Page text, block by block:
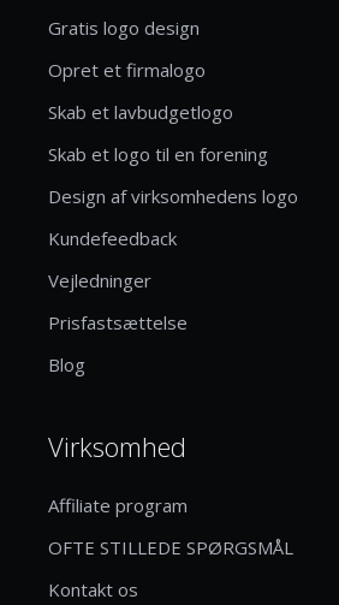
Gratis logo design
Opret et firmalogo
Skab et lavbudgetlogo
Skab et logo til en forening
Design af virksomhedens logo
Kundefeedback
Vejledninger
Prisfastsættelse
Blog
Virksomhed
Affiliate program
OFTE STILLEDE SPØRGSMÅL
Kontakt os